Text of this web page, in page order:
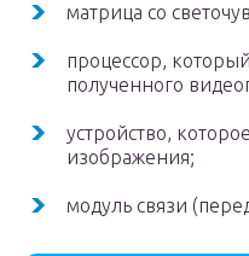
матрица со
процессор,
полученного
устройство,
изображения;
модуль связи